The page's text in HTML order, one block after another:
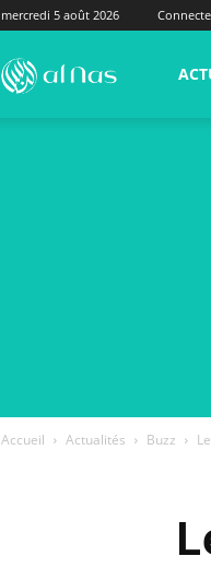
mercredi 5 août 2026
alNas.fr
Accueil Actualités Buzz